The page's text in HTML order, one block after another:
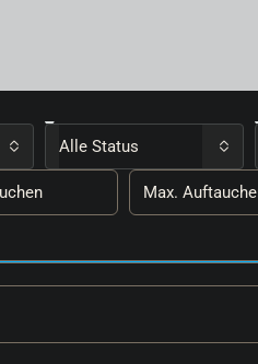
Alle Status